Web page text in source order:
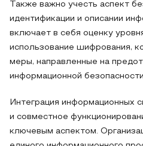
Также важно учесть аспект
идентификации и описании
включает в себя оценку
использование шифрования,
меры, направленные на
информационной
Интеграция информационных
и совместное
ключевым аспектом.